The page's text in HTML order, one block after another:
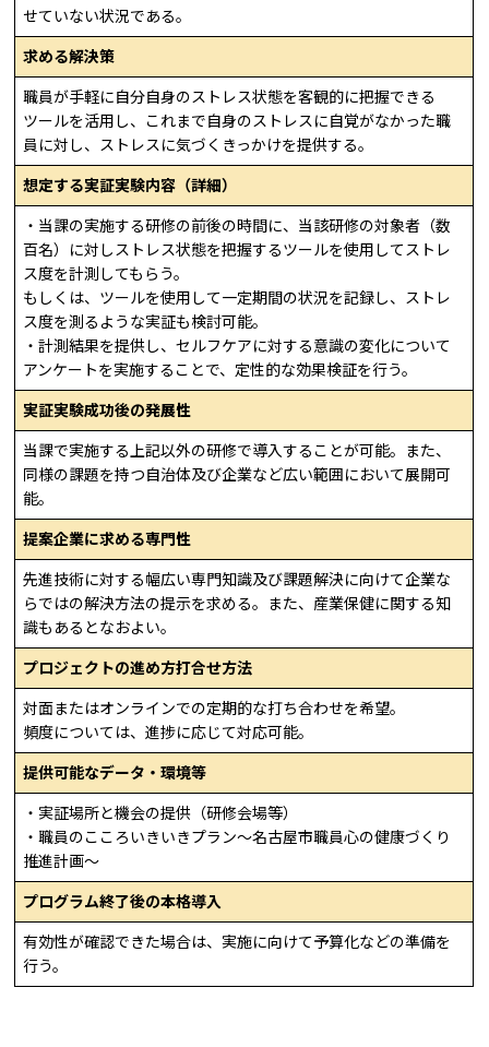
せていない状況である。
求める解決策
職員が手軽に自分自身のストレス状態を客観的に把握できる
ツールを活用し、これまで自身のストレスに自覚がなかった職
員に対し、ストレスに気づくきっかけを提供する。
想定する実証実験内容（詳細）
・当課の実施する研修の前後の時間に、当該研修の対象者（数
百名）に対しストレス状態を把握するツールを使用してストレ
ス度を計測してもらう。
もしくは、ツールを使用して一定期間の状況を記録し、ストレ
ス度を測るような実証も検討可能。
・計測結果を提供し、セルフケアに対する意識の変化について
アンケートを実施することで、定性的な効果検証を行う。
実証実験成功後の発展性
当課で実施する上記以外の研修で導入することが可能。また、
同様の課題を持つ自治体及び企業など広い範囲において展開可
能。
提案企業に求める専門性
先進技術に対する幅広い専門知識及び課題解決に向けて企業な
らではの解決方法の提示を求める。また、産業保健に関する知
識もあるとなおよい。
プロジェクトの進め方打合せ方法
対面またはオンラインでの定期的な打ち合わせを希望。
頻度については、進捗に応じて対応可能。
提供可能なデータ・環境等
・実証場所と機会の提供（研修会場等）
・職員のこころいきいきプラン～名古屋市職員心の健康づくり
推進計画～
プログラム終了後の本格導入
有効性が確認できた場合は、実施に向けて予算化などの準備を
行う。